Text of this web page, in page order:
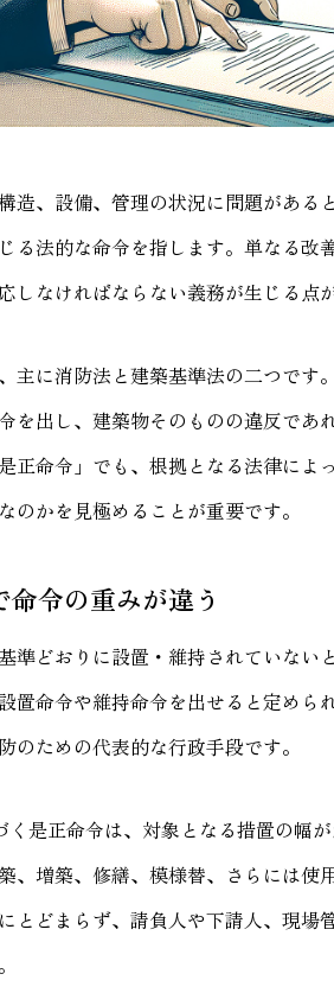
造、設備、管理の状況に問題がある
る法的な命令を指します。単なる改
しなければならない義務が生じる点
主に消防法と建築基準法の二つです
を出し、建築物そのものの違反であ
正命令」でも、根拠となる法律によ
のかを見極めることが重要です。
令の重みが違う
準どおりに設置・維持されていない
置命令や維持命令を出せると定めら
ための代表的な行政手段です。
是正命令は、対象となる措置の幅
、増築、修繕、模様替、さらには使
とどまらず、請負人や下請人、現場